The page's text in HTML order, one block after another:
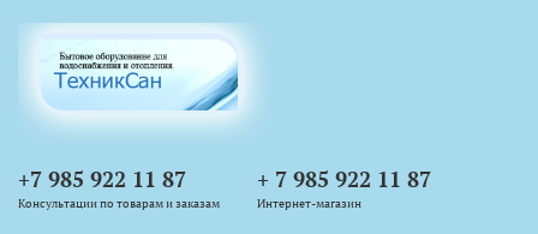
+7 985 922 11 87
Консультации по товарам и заказам
+ 7 985 922 11 87
Интернет-магазин